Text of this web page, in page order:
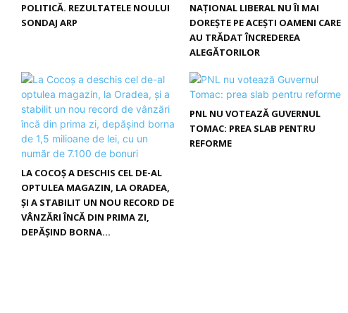
POLITICĂ. REZULTATELE NOULUI
SONDAJ ARP
NAȚIONAL LIBERAL NU ÎI MAI
DOREȘTE PE ACEȘTI OAMENI CARE
AU TRĂDAT ÎNCREDEREA
ALEGĂTORILOR
LA COCOȘ A DESCHIS CEL DE-AL
OPTULEA MAGAZIN, LA ORADEA,
ȘI A STABILIT UN NOU RECORD DE
VÂNZĂRI ÎNCĂ DIN PRIMA ZI,
DEPĂȘIND BORNA...
PNL NU VOTEAZĂ GUVERNUL
TOMAC: PREA SLAB PENTRU
REFORME